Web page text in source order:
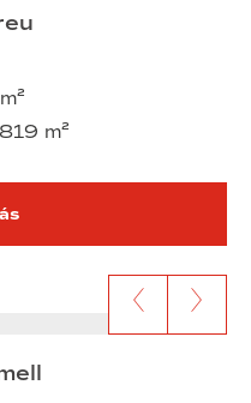
m²
Ir al
Ir al anterior contenido